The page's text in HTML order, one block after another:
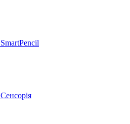
SmartPencil
Сенсорія